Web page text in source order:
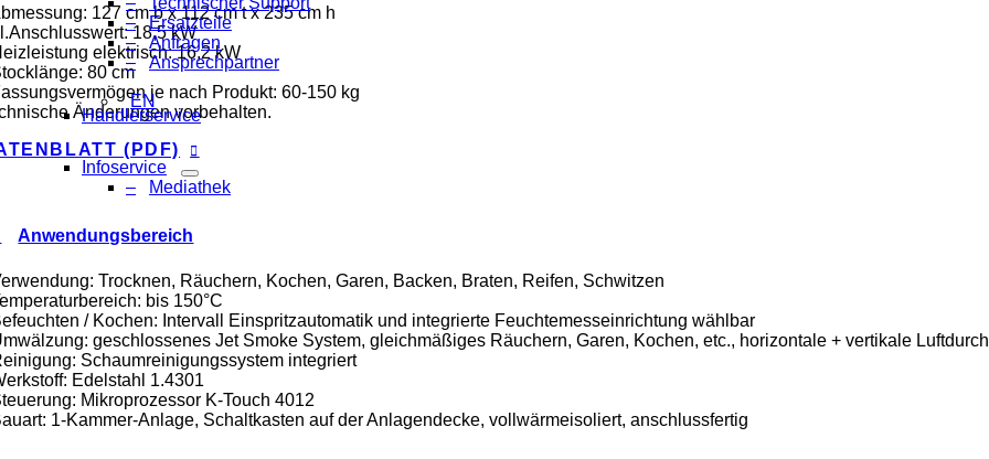
Ersatzteile
Anfragen
Ansprechpartner
Händlerservice
Infoservice
Mediathek
EN
127 cm b x 112 cm t x 235 cm h
18,5 kW
elektrisch: 16,2 kW
80 cm
je nach Produkt: 60-150 kg
Änderungen vorbehalten.
(PDF)
Anwendungsbereich
Trocknen, Räuchern, Kochen, Garen, Backen, Braten, Reifen, Schwitzen
bis 150°C
/ Kochen: Intervall Einspritzautomatik und integrierte Feuchtemesseinrichtung wählbar
geschlossenes Jet Smoke System, gleichmäßiges Räuchern, Garen, Kochen, etc., horizontale + vertikale
Schaumreinigungssystem integriert
Edelstahl 1.4301
Mikroprozessor K-Touch 4012
1-Kammer-Anlage, Schaltkasten auf der Anlagendecke, vollwärmeisoliert, anschlussfertig